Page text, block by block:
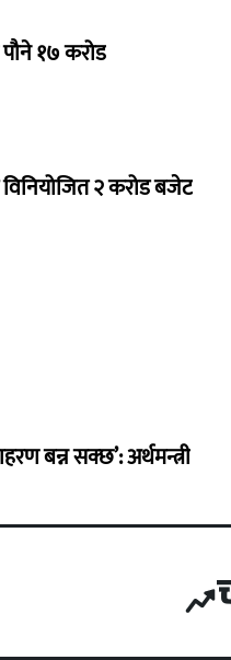
पौने १७ करोड
२ करोड बजेट
बन्न सक्छ’: अर्थमन्त्री